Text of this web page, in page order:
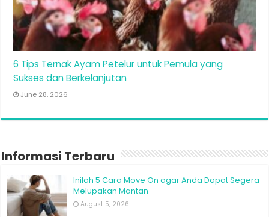
6 Tips Ternak Ayam Petelur untuk Pemula yang
Sukses dan Berkelanjutan
June 28, 2026
Informasi Terbaru
Inilah 5 Cara Move On agar Anda Dapat Segera
Melupakan Mantan
August 5, 2026